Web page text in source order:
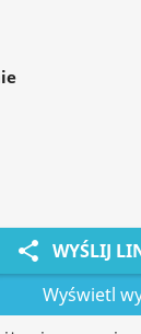
share WYŚLIJ
Wyświetl